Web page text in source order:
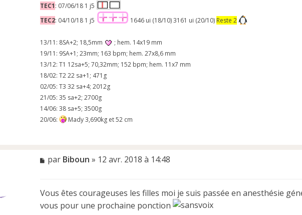
TEC1: 07/06/18 1 j5
TEC2: 04/10/18 1 j5 1646 ui (18/10) 3161 ui (20/10) Reste 2
13/11: 8SA+2; 18,5mm
; hem. 14x19 mm
19/11: 9SA+1; 23mm; 163 bpm; hem. 27x8,6 mm
13/12: T1 12sa+5; 70,32mm; 152 bpm; hem. 11x7 mm
18/02: T2 22 sa+1; 471g
02/05: T3 32 sa+4; 2012g
21/05: 35 sa+2; 2700g
14/06: 38 sa+5; 3500g
20/06:
Mady 3,690kg et 52 cm
M
a
g
par Biboun » 12 avr. 2018 à 14:48
Vous êtes courageuses les filles moi je suis passée en anesthésie
vous pour une prochaine ponction